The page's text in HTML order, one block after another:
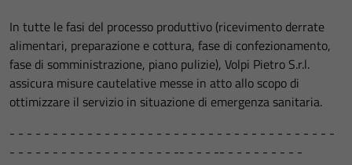
In tutte le fasi del processo produttivo (ricevimento derrate
alimentari, preparazione e cottura, fase di confezionamento,
fase di somministrazione, piano pulizie), Volpi Pietro S.r.l.
assicura misure cautelative messe in atto allo scopo di
ottimizzare il servizio in situazione di emergenza sanitaria.
- - - - - - - - - - - - - - - - - - - - - - - - - - - - - - - - - - - - - -
- - - - - - - - - - - - - - - - - - - -- - - - -- - - - - - - - - -